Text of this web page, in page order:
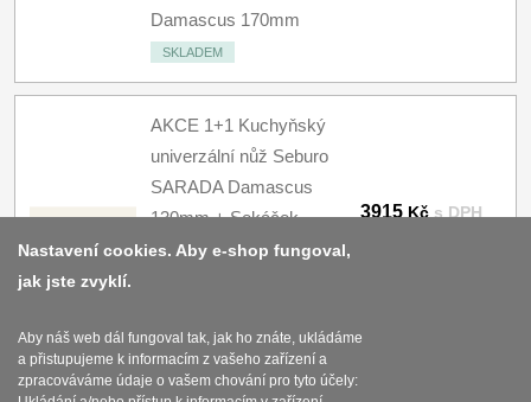
Damascus 170mm
SKLADEM
AKCE 1+1 Kuchyňský
univerzální nůž Seburo
SARADA Damascus
130mm + Sekáček
Seburo SARADA
SKLADEM
3915 Kč s DPH
Nastavení cookies. Aby e-shop fungoval,
jak jste zvyklí.
Aby náš web dál fungoval tak, jak ho znáte, ukládáme
a přistupujeme k informacím z vašeho zařízení a
zpracováváme údaje o vašem chování pro tyto účely: